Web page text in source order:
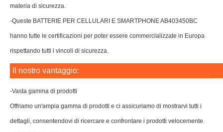
materia di sicurezza.
-Queste BATTERIE PER CELLULARI E SMARTPHONE AB403450BC
hanno tutte le certificazioni per poter essere commercializzate in Europa
rispettando tutti i vincoli di sicurezza.
Il nostro vantaggio:
-Vasta gamma di prodotti
Offriamo un'ampia gamma di prodotti e ci assicuriamo di mostrarvi tutti i
dettagli, consentendovi di ricercare e confrontare i prodotti velocemente.